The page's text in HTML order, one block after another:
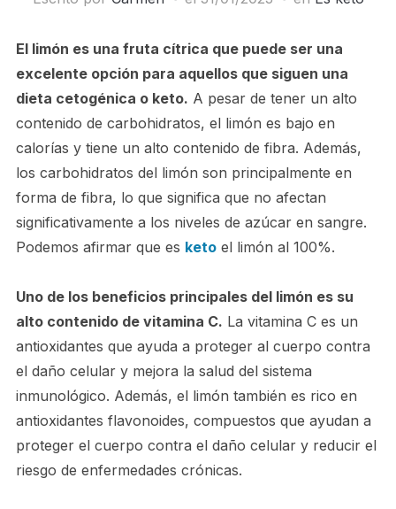
El limón es una fruta cítrica que puede ser una
excelente opción para aquellos que siguen una
dieta cetogénica o keto. A pesar de tener un alto
contenido de carbohidratos, el limón es bajo en
calorías y tiene un alto contenido de fibra. Además,
los carbohidratos del limón son principalmente en
forma de fibra, lo que significa que no afectan
significativamente a los niveles de azúcar en sangre.
Podemos afirmar que es ketoel limón al 100%.
Uno de los beneficios principales del limón es su
alto contenido de vitamina C. La vitamina C es un
antioxidantes que ayuda a proteger al cuerpo contra
el daño celular y mejora la salud del sistema
inmunológico. Además, el limón también es rico en
antioxidantes flavonoides, compuestos que ayudan a
proteger el cuerpo contra el daño celular y reducir el
riesgo de enfermedades crónicas.